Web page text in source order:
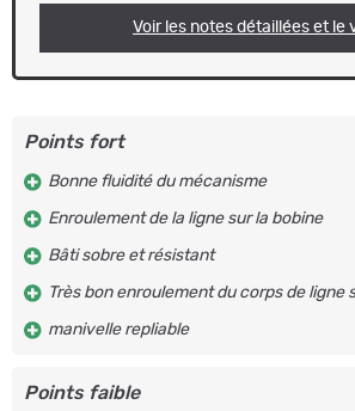
Voir les notes détaillées et le
Points fort
Bonne fluidité du mécanisme
Enroulement de la ligne sur la bobine
Bâti sobre et résistant
Très bon enroulement du corps de ligne
manivelle repliable
Points faible